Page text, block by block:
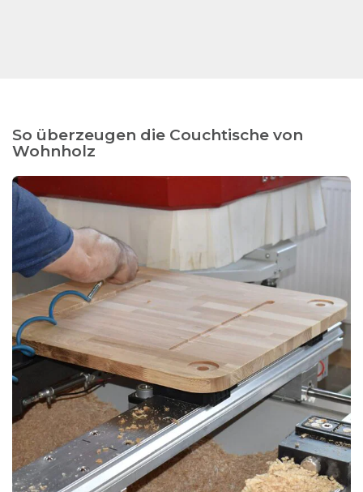
So überzeugen die Couchtische von
Wohnholz